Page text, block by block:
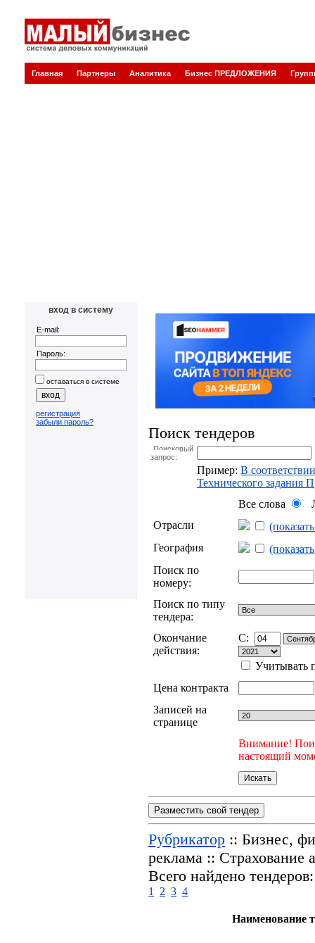
Главная Партнеры Аналитика Бизнес ПРЕДЛОЖЕНИЯ
вход в систему
E-mail:
Пароль:
оставаться в системе
регистрация
забыли пароль?
Поиск тендеров
Поисковый
запрос:
Пример: В
Технического задания
Все слова
Отрасли
География
Поиск по
номеру:
Поиск по типу
тендера:
Окончание
действия:
C:
Учитывать
Цена контракта
Записей на
странице
Внимание!
настоящий
Разместить свой тендер
Рубрикатор :: Бизнес,
реклама :: Страхование
Всего найдено
1 2 3 4
Наименование